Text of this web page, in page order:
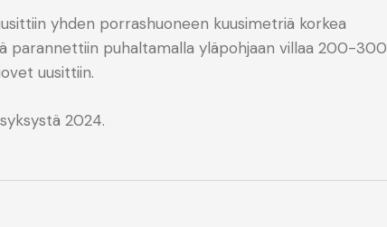
yhden porrashuoneen kuusimetriä korkea
parannettiin puhaltamalla yläpohjaan villaa 200-300
uusittiin.
2024.